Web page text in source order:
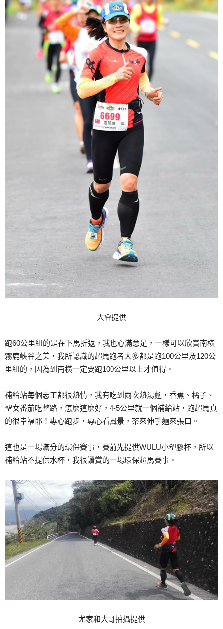
大會提供
跑60公里組的是在下馬折返，我也心滿意足，一樣可以欣賞南橫
霧鹿峽谷之美，我所認識的超馬跑者大多都是跑100公里及120公
里組的，因為到南橫一定要跑100公里以上才值得。
補給站每個志工都很熱情，我有吃到兩次熱湯麵，香蕉、橘子、
聖女番茄吃整路，怎麼這麼好，4-5公里就一個補給站，跑超馬真
的很幸福耶！專心跑步，專心看風景，茶來伸手麵來張口。
這也是一場滿分的環保賽事，賽前先提供WULU小塑膠杯，所以
補給站不提供水杯，我很讚賞的一場環保超馬賽事。
尤家和大哥拍攝提供